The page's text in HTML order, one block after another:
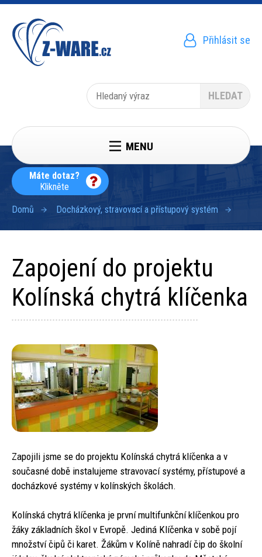
Přejít
hlavnímu
obsahu
Menu
účtu
Přihlásit se
Hledat
Máte dotaz?
Klikněte
MENU
Domů Docházkový, stravovací a přístupový systém
Zapojení do projektu
Kolínská chytrá klíčenka
Zapojili jsme se do projektu Kolínská chytrá klíčenka a v
současné době instalujeme stravovací systémy, přístupové a
docházkové systémy v kolínských školách.
Kolínská chytrá klíčenka je první multifunkční klíčenkou pro
žáky základních škol v Evropě. Jediná Klíčenka v sobě pojí
množství čipů či karet. Žákům v Kolíně nahradí čip do školní